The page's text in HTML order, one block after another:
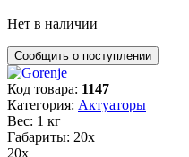
Нет в наличии
Код товара: 1147
Категория: Актуаторы
Вес: 1 кг
Габариты: 20х
20х